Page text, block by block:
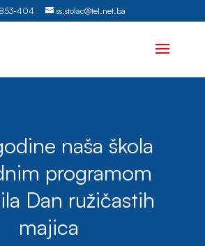
404 ss.stolac@tel.net.ba
naša škola
programom
Dan ružičastih
majica